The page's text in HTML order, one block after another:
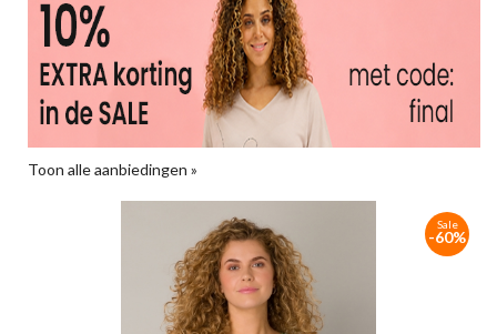
Toon alle aanbiedingen »
Sale
-60%